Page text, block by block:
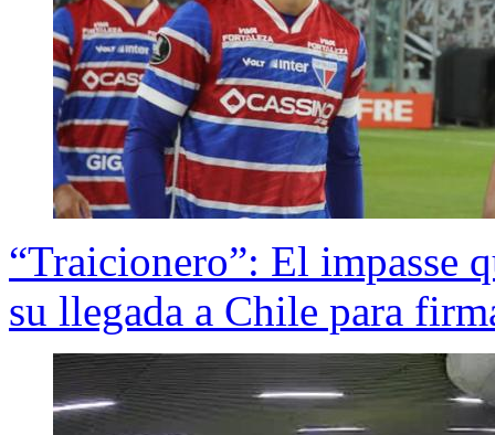
“Traicionero”: El impasse
su llegada a Chile para